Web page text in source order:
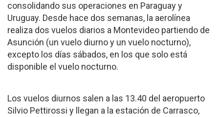
consolidando sus operaciones en Paraguay y
Uruguay. Desde hace dos semanas, la aerolínea
realiza dos vuelos diarios a Montevideo partiendo de
Asunción (un vuelo diurno y un vuelo nocturno),
excepto los días sábados, en los que solo está
disponible el vuelo nocturno.
Los vuelos diurnos salen a las 13.40 del aeropuerto
Silvio Pettirossi y llegan a la estación de Carrasco,